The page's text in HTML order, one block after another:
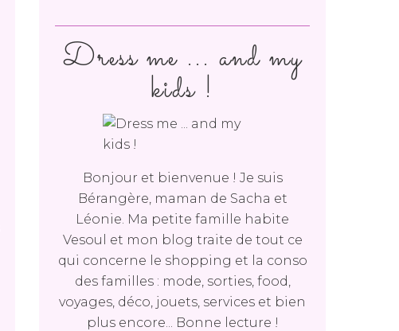
Dress me ... and my
kids !
Bonjour et bienvenue ! Je suis
Bérangère, maman de Sacha et
Léonie. Ma petite famille habite
Vesoul et mon blog traite de tout ce
qui concerne le shopping et la conso
des familles : mode, sorties, food,
voyages, déco, jouets, services et bien
plus encore... Bonne lecture !